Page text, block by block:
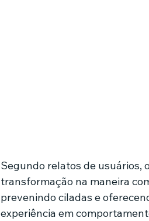
Segundo relatos de usuários, o
transformação na maneira
prevenindo ciladas e
experiência em